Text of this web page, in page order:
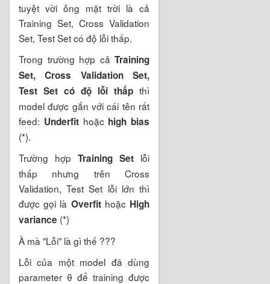
tuyệt vời ông mặt trời là cả
Training Set, Cross Validation
Set, Test Set có độ lỗi thấp.
Trong trường hợp cả Training
Set, Cross Validation Set,
Test Set có độ lỗi thấp thì
model được gắn với cái tên rất
feed: Underfithoặc high bias
(*).
Trường hợp Training Set lỗi
thấp nhưng trên Cross
Validation, Test Set lỗi lớn thì
được gọi là Overfithoặc High
variance (*)
À mà "Lỗi" là gì thế ???
Lỗi của một model đã dùng
parameter θ để training được